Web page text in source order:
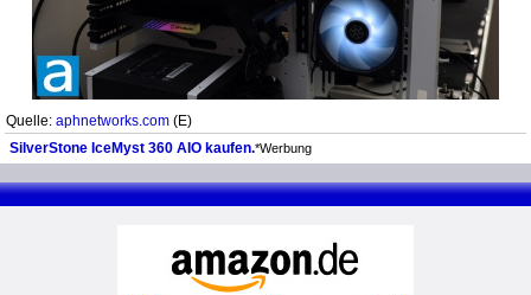
Quelle: aphnetworks.com (E)
SilverStone IceMyst 360 AIO kaufen.*Werbung